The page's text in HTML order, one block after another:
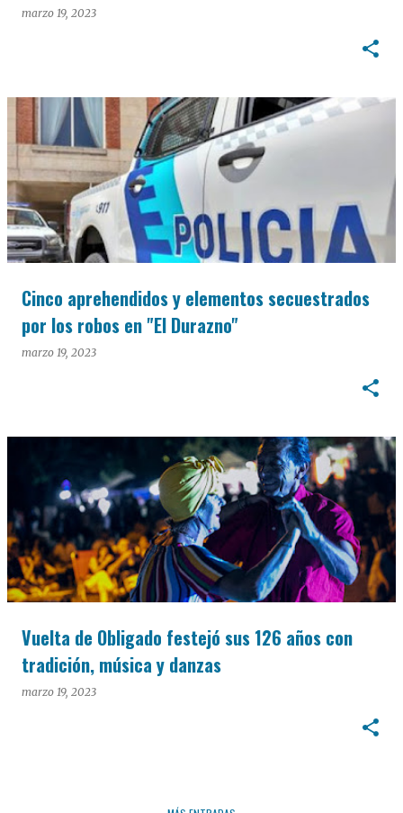
marzo 19, 2023
Cinco aprehendidos y elementos secuestrados
por los robos en "El Durazno"
marzo 19, 2023
Vuelta de Obligado festejó sus 126 años con
tradición, música y danzas
marzo 19, 2023